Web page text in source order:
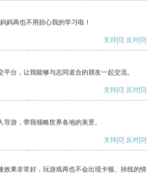
妈再也不用担心我的学习啦！
支持[0] 反对[0]
平台，让我能够与志同道合的朋友一起交流。
支持[0] 反对[0]
导游，带我领略世界各地的美景。
支持[0] 反对[0]
效果非常好，玩游戏再也不会出现卡顿、掉线的情